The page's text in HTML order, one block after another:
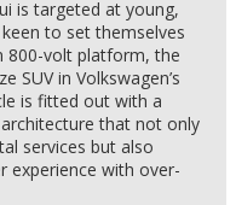
is targeted at young,
to set themselves
800-volt platform, the
SUV in Volkswagen’s
is fitted out with a
that not only
services but also
experience with over-